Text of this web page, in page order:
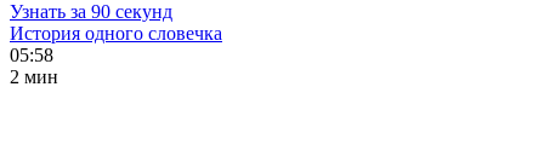
Узнать за 90 секунд
История одного словечка
05:58
2 мин